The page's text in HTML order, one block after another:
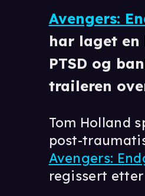
Avengers:
har laget en
PTSD og
traileren
Tom Holland
post-
Avengers:
regissert